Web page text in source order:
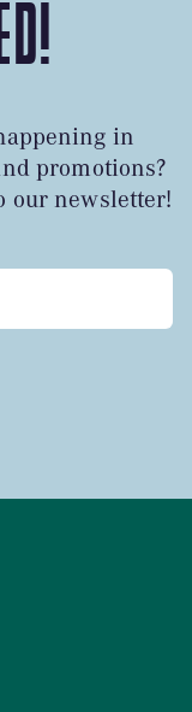
in
promotions?
our newsletter!